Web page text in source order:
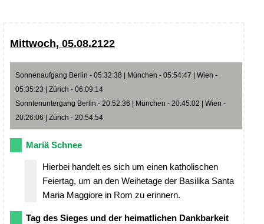
Mittwoch, 05.08.2122
Sonnenaufgang Berlin - 05:32:38 | München - 05:54:47 | Wien -
05:35:23 | Zürich - 06:09:14
Sonntenuntergang Berlin - 20:52:36 | München - 20:45:02 | Wien -
20:26:06 | Zürich - 20:54:54
Mariä Schnee
Hierbei handelt es sich um einen katholischen
Feiertag, um an den Weihetage der Basilika Santa
Maria Maggiore in Rom zu erinnern.
Tag des Sieges und der heimatlichen Dankbarkeit